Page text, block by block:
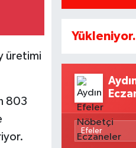
üretimi
803